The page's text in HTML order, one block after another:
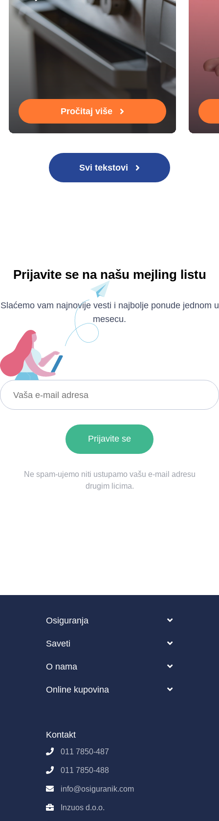
Pročitaj više
Svi tekstovi
Prijavite se na našu mejling listu
Slaćemo vam najnovije vesti i najbolje ponude jednom u
mesecu.
Ne spam-ujemo niti ustupamo vašu e-mail adresu
drugim licima.
Osiguranja
Životno osiguranje
Saveti
Kako funkcioniše Osiguranik.com?
O nama
Online kupovina
Pravila E-Prodaje
Obrada podataka
Kontakt
011 7850-487
011 7850-488
info@osiguranik.com
Inzuos d.o.o.